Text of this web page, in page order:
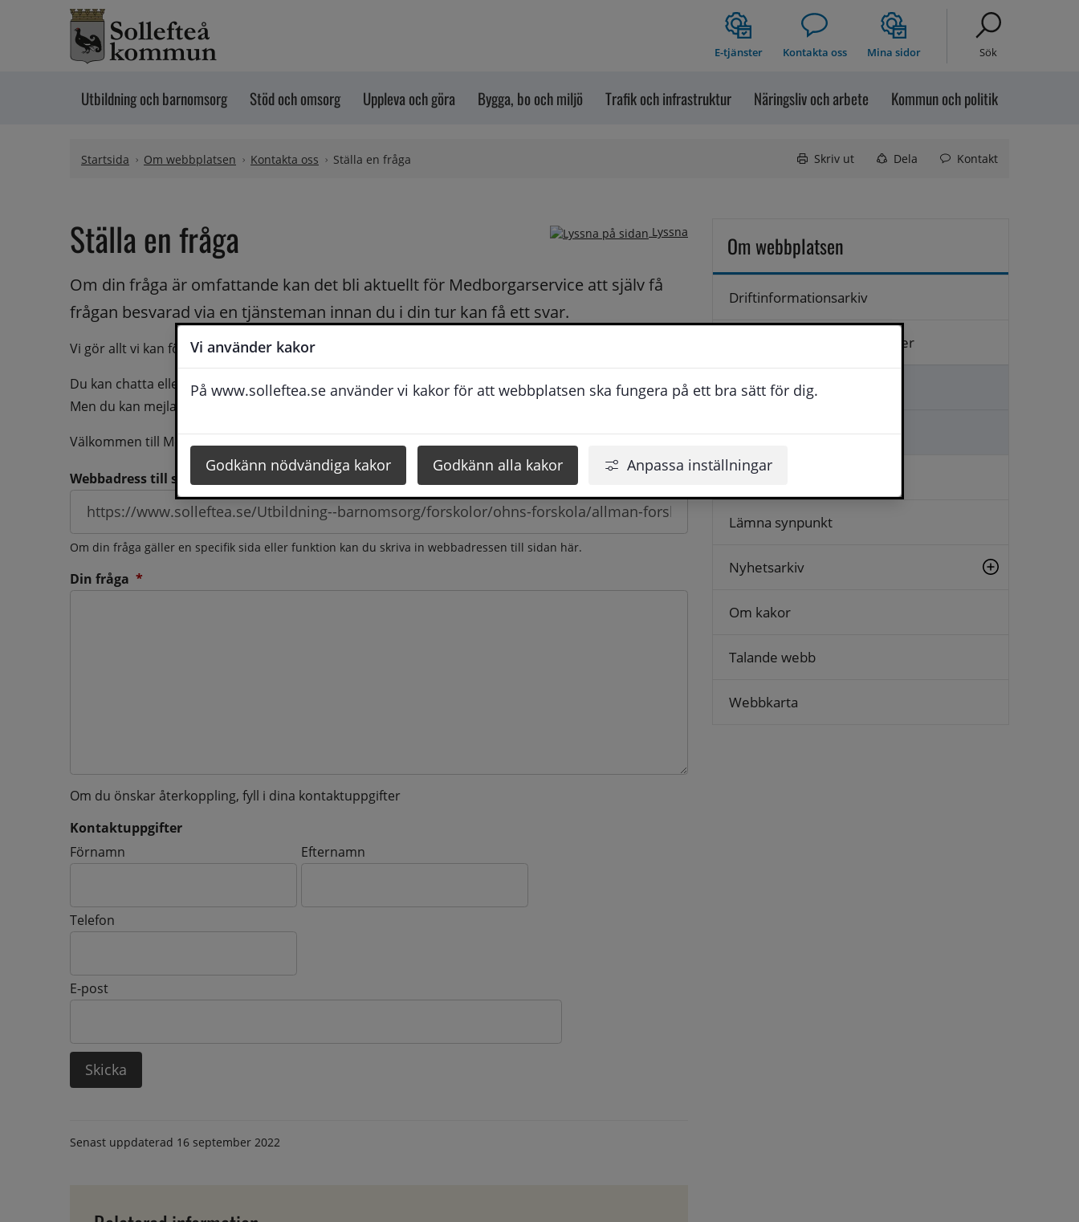
Vi använder kakor
På www.solleftea.se använder vi kakor för att webbplatsen ska fungera på ett bra sätt för dig.
Godkänn nödvändiga kakor Godkänn alla kakor Anpassa inställningar
Hoppa till innehåll
E-tjänster Kontakta oss Mina sidor Sök
Utbildning och barnomsorg Stöd och omsorg Uppleva och göra Bygga, bo och miljö Trafik och infrastruktur Näringsliv och arbete Kommun och politik
Startsida Om webbplatsen Kontakta oss Ställa en fråga Skriv ut Dela Kontakt
Lyssna
Ställa en fråga
Om din fråga är omfattande kan det bli aktuellt för Medborgarservice att själv få
frågan besvarad via en tjänsteman innan du i din tur kan få ett svar.
Vi gör allt vi kan för att du ska få hjälp och svar på dina frågor fortast möjligt.
Du kan chatta eller ringa oss med din fråga så besvarar vi dig så snabbt som möjligt under arbetstid.
Men du kan mejla oss din fråga dygnt runt och du få svaret inom 2 - 4 arbetsdagar.
Välkommen till Medborgarservice!
Webbadress till sidan som frågan berör
Om din fråga gäller en specifik sida eller funktion kan du skriva in webbadressen till sidan här.
Din fråga *
Om du önskar återkoppling, fyll i dina kontaktuppgifter
Kontaktuppgifter
Kontaktuppgifter
Förnamn Efternamn
Telefon
E-post
Senast uppdaterad 16 september 2022
Om webbplatsen
Driftinformationsarkiv
Hantering av personuppgifter
Kontakta oss
Ställa en fråga
Logga in
Lämna synpunkt
Nyhetsarkiv
Om kakor
Talande webb
Webbkarta